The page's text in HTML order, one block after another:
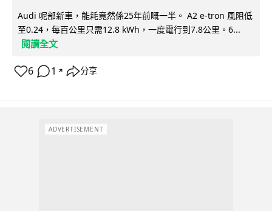
Audi 呢部新車，能耗竟然係25年前嘅一半。 A2 e-tron 風阻低
至0.24，每百公里只需12.8 kWh，一度電行到7.8公里。6...
閱讀全文
6 1 ↗ 分享
ADVERTISEMENT